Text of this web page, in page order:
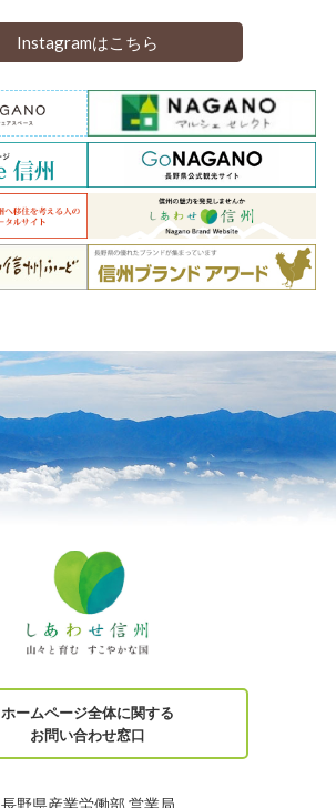
Instagramはこちら
ホームページ全体に関する
お問い合わせ窓口
長野県産業労働部 営業局